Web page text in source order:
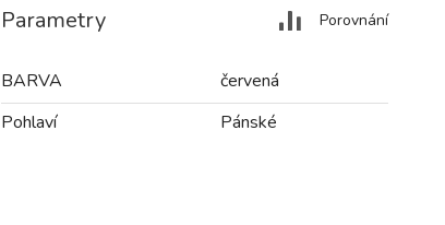
Parametry Porovnání
BARVA
červená
Pohlaví
Pánské